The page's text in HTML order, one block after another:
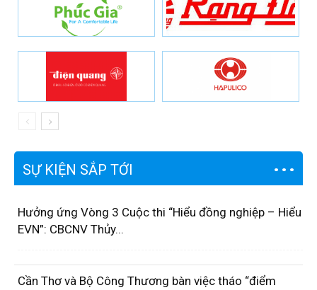
SỰ KIỆN SẮP TỚI
Hưởng ứng Vòng 3 Cuộc thi “Hiểu đồng nghiệp – Hiểu
EVN”: CBCNV Thủy...
Cần Thơ và Bộ Công Thương bàn việc tháo “điểm